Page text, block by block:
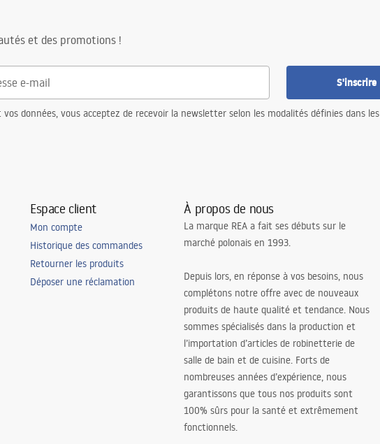
et des promotions !
S'inscrire
données, vous acceptez de recevoir la newsletter selon les modalités définies dans les
Espace client
Mon compte
Historique des commandes
Retourner les produits
Déposer une réclamation
À propos de nous
La marque REA a fait ses débuts sur le
marché polonais en 1993.
Depuis lors, en réponse à vos besoins, nous
complétons notre offre avec de nouveaux
produits de haute qualité et tendance. Nous
sommes spécialisés dans la production et
l’importation d’articles de robinetterie de
salle de bain et de cuisine. Forts de
nombreuses années d’expérience, nous
garantissons que tous nos produits sont
100% sûrs pour la santé et extrêmement
fonctionnels.